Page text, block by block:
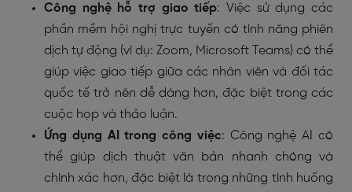
Công nghệ hỗ trợ giao tiếp: Việc sử dụng các
phần mềm hội nghị trực tuyến có tính năng phiên
dịch tự động (ví dụ: Zoom, Microsoft Teams) có thể
giúp việc giao tiếp giữa các nhân viên và đối tác
quốc tế trở nên dễ dàng hơn, đặc biệt trong các
cuộc họp và thảo luận.
Ứng dụng AI trong công việc: Công nghệ AI có
thể giúp dịch thuật văn bản nhanh chóng và
chính xác hơn, đặc biệt là trong những tình huống